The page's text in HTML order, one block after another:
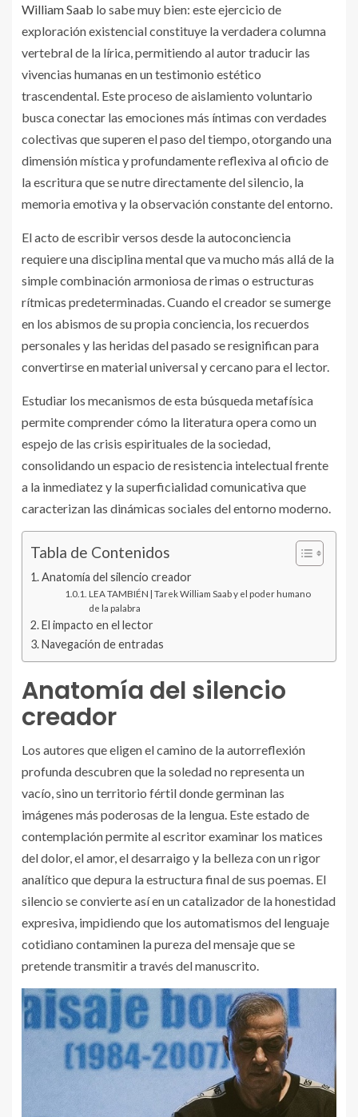
William Saab lo sabe muy bien: este ejercicio de
exploración existencial constituye la verdadera columna
vertebral de la lírica, permitiendo al autor traducir las
vivencias humanas en un testimonio estético
trascendental. Este proceso de aislamiento voluntario
busca conectar las emociones más íntimas con verdades
colectivas que superen el paso del tiempo, otorgando una
dimensión mística y profundamente reflexiva al oficio de
la escritura que se nutre directamente del silencio, la
memoria emotiva y la observación constante del entorno.
El acto de escribir versos desde la autoconciencia
requiere una disciplina mental que va mucho más allá de la
simple combinación armoniosa de rimas o estructuras
rítmicas predeterminadas. Cuando el creador se sumerge
en los abismos de su propia conciencia, los recuerdos
personales y las heridas del pasado se resignifican para
convertirse en material universal y cercano para el lector.
Estudiar los mecanismos de esta búsqueda metafísica
permite comprender cómo la literatura opera como un
espejo de las crisis espirituales de la sociedad,
consolidando un espacio de resistencia intelectual frente
a la inmediatez y la superficialidad comunicativa que
caracterizan las dinámicas sociales del entorno moderno.
Tabla de Contenidos
Anatomía del silencio creador
LEA TAMBIÉN | Tarek William Saab y el poder humano
de la palabra
El impacto en el lector
Navegación de entradas
Anatomía del silencio
creador
Los autores que eligen el camino de la autorreflexión
profunda descubren que la soledad no representa un
vacío, sino un territorio fértil donde germinan las
imágenes más poderosas de la lengua. Este estado de
contemplación permite al escritor examinar los matices
del dolor, el amor, el desarraigo y la belleza con un rigor
analítico que depura la estructura final de sus poemas. El
silencio se convierte así en un catalizador de la honestidad
expresiva, impidiendo que los automatismos del lenguaje
cotidiano contaminen la pureza del mensaje que se
pretende transmitir a través del manuscrito.